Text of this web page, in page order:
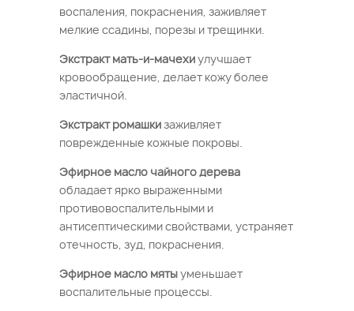
воспаления, покраснения, заживляет
мелкие ссадины, порезы и трещинки.
Экстракт мать-и-мачехиулучшает
кровообращение, делает кожу более
эластичной.
Экстракт ромашкизаживляет
поврежденные кожные покровы.
Эфирное масло чайного дерева
обладает ярко выраженными
противовоспалительными и
антисептическими свойствами, устраняет
отечность, зуд, покраснения.
Эфирное масло мятыуменьшает
воспалительные процессы.